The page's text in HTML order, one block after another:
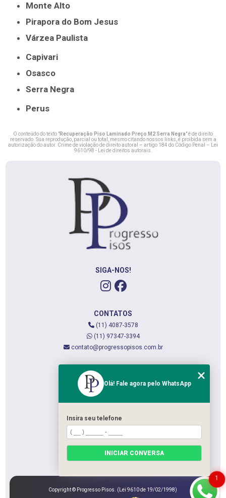
Monte Alto
Pirapora do Bom Jesus
Várzea Paulista
Capivari
Osasco
Serra Negra
Perus
O conteúdo do texto "Recuperação Piso Laminado Preço M2 Serra Negra" é de direito
reservado. Sua reprodução, parcial ou total, mesmo citando nossos links, é proibida sem a
autorização do autor. Crime de violação de direito autoral – artigo 184 do Código Penal –
Lei
9610/98 - Lei de direitos autorais
SIGA-NOS!
CONTATOS
(11) 4087-3578
(11) 97347-3394
contato@progressopisos.com.br
QUEM SOMOS
SERVIÇOS
CATEGORIAS
Copyright © Progresso Pisos. (Lei 9610 de 19/02/1998)
1
Olá! Fale agora pelo WhatsApp
Insira seu telefone
INICIAR CONVERSA